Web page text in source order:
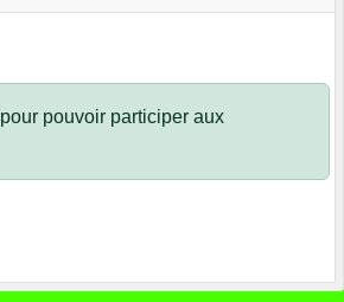
pour pouvoir participer aux